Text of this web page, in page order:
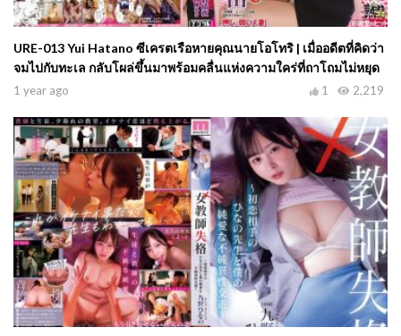
URE-013 Yui Hatano ซีเครตเรือหายคุณนายโอโทริ | เมื่ออดีตที่คิดว่า
จมไปกับทะเล กลับโผล่ขึ้นมาพร้อมคลื่นแห่งความใคร่ที่ถาโถมไม่หยุด
1 year ago 2,219
1